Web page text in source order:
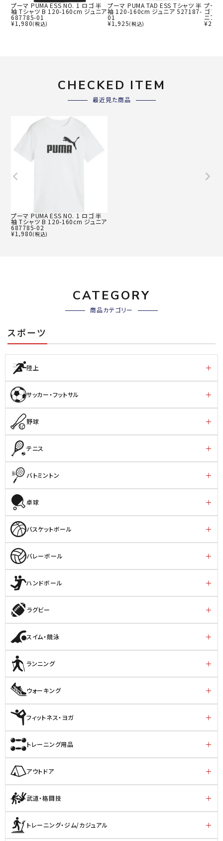
プーマ PUMA ESS NO. 1 ロゴ 半
袖 Tシャツ B 120-160cm ジュニア
687785-01
¥1,980(税込)
プーマ PUMA TAD ESS Tシャツ 半
袖 120-160cm ジュニア 527187-
01
¥1,925(税込)
プー
ゴ T
ニア
¥
CHECKED ITEM
最近見た商品
プーマ PUMA ESS NO. 1 ロゴ 半
袖 Tシャツ B 120-160cm ジュニア
687785-02
¥1,980(税込)
CATEGORY
商品カテゴリー
スポーツ
陸上
サッカー・フットサル
野球
テニス
バトミントン
卓球
バスケットボール
バレーボール
ハンドボール
ラグビー
スイム・競泳
ランニング
ウォーキング
フィットネス・ヨガ
トレーニング用品
アウトドア
武道・格闘技
トレーニング・ジム/カジュアル